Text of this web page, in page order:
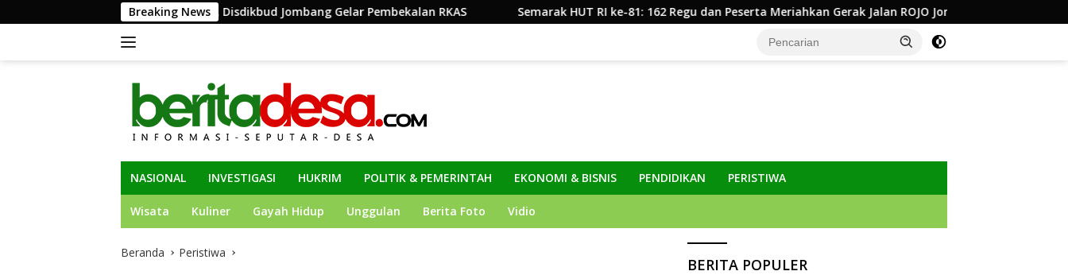
ke
Breaking News
Terbaik, Disdikbud Jombang Gelar Pembekalan RKAS Semarak HUT RI ke-81: 162 Regu dan Peserta Meriahkan Gerak Jalan ROJO Jombang 2026 Diduga Mencopet, Dua
NASIONAL INVESTIGASI HUKRIM POLITIK & PEMERINTAH EKONOMI & BISNIS PENDIDIKAN PERISTIWA
Wisata Kuliner Gayah Hidup Unggulan Berita Foto Vidio
Beranda Peristiwa
BERITA POPULER